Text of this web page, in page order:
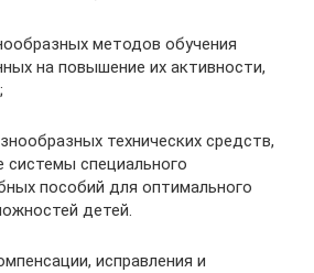
методов обучения
на повышение их активности,
технических средств,
системы специального
пособий для оптимального
детей.
исправления и